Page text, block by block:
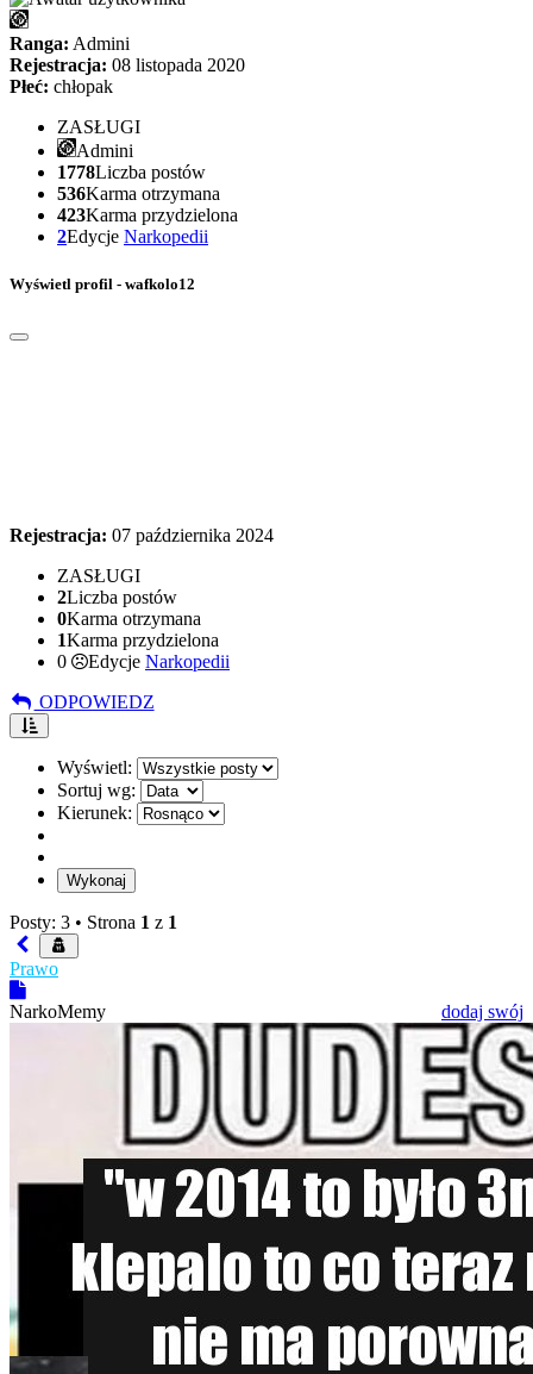
Ranga: Admini
Rejestracja: 08 listopada 2020
Płeć: chłopak
ZASŁUGI
Admini
1778Liczba postów
536Karma otrzymana
423Karma przydzielona
2Edycje Narkopedii
Wyświetl profil - wafkolo12
Rejestracja: 07 października 2024
ZASŁUGI
2Liczba postów
0Karma otrzymana
1Karma przydzielona
0
Edycje Narkopedii
ODPOWIEDZ
Wyświetl:
Sortuj wg:
Kierunek:
Posty: 3 • Strona 1 z 1
Prawo
NarkoMemy dodaj swój